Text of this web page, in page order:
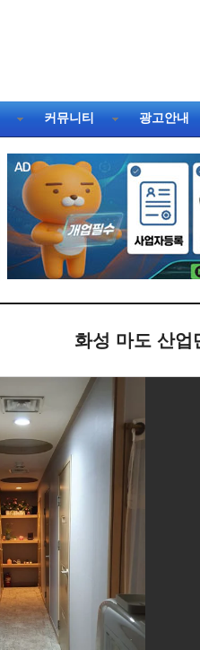
커뮤니티 광고안내
화성 마도 산업